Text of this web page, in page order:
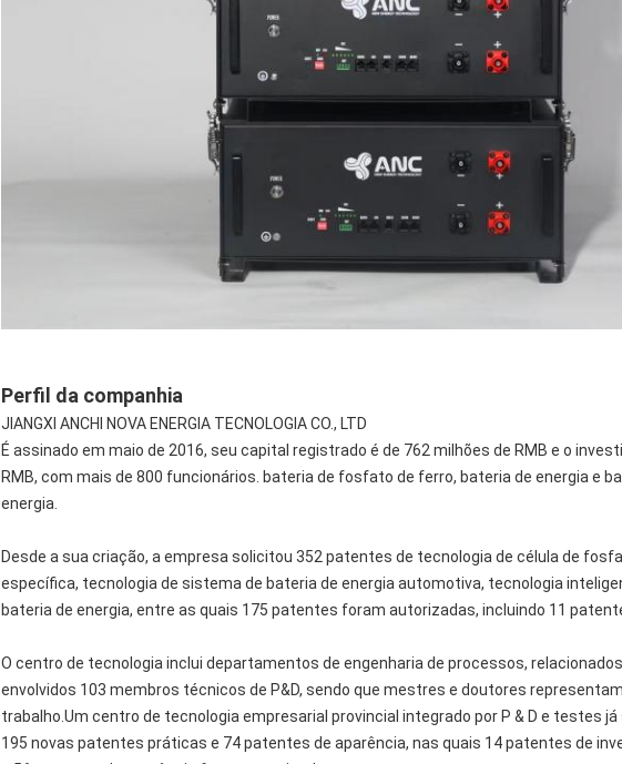
Perfil da companhia
JIANGXI ANCHI NOVA ENERGIA TECNOLOGIA CO., LTD
É assinado em maio de 2016, seu capital registrado é de 762 milhões de RMB e o
RMB, com mais de 800 funcionários. bateria de fosfato de ferro, bateria de energia e
energia.
Desde a sua criação, a empresa solicitou 352 patentes de tecnologia de célula de
específica, tecnologia de sistema de bateria de energia automotiva, tecnologia
bateria de energia, entre as quais 175 patentes foram autorizadas, incluindo 11
O centro de tecnologia inclui departamentos de engenharia de processos,
envolvidos 103 membros técnicos de P&D, sendo que mestres e doutores
trabalho.Um centro de tecnologia empresarial provincial integrado por P & D e testes
195 novas patentes práticas e 74 patentes de aparência, nas quais 14 patentes de